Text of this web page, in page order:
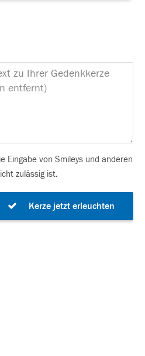
Eingabe von Smileys und anderen
zulässig ist.
Kerze jetzt erleuchten